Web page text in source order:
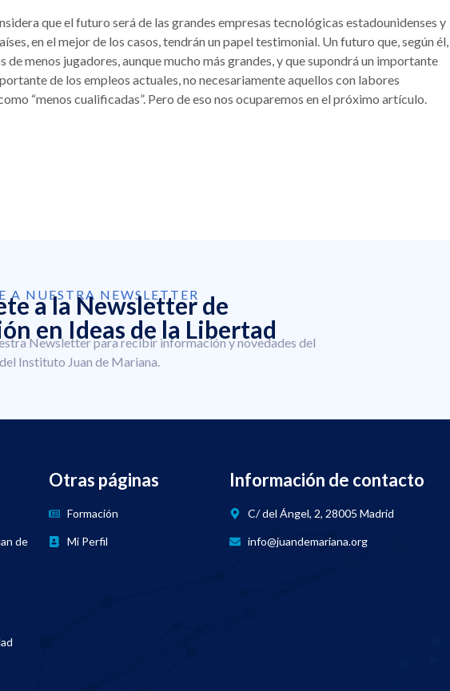
que el futuro será de las grandes empresas tecnológicas estadounidenses y
en el mejor de los casos, tendrán un papel testimonial. Un futuro que, según él,
de menos jugadores, aunque mucho más grandes, y que supondrá un importante
de los empleos actuales, no necesariamente aquellos con labores
“menos cualificadas”. Pero de eso nos ocuparemos en el próximo artículo.
A NUESTRA NEWSLETTER
a la Newsletter de
en Ideas de la Libertad
Newsletter para recibir información y novedades del
Instituto Juan de Mariana.
de
Otras páginas
Formación
Mi Perfil
Información de contacto
C/ del Ángel, 2, 28005 Madrid
info@juandemariana.org